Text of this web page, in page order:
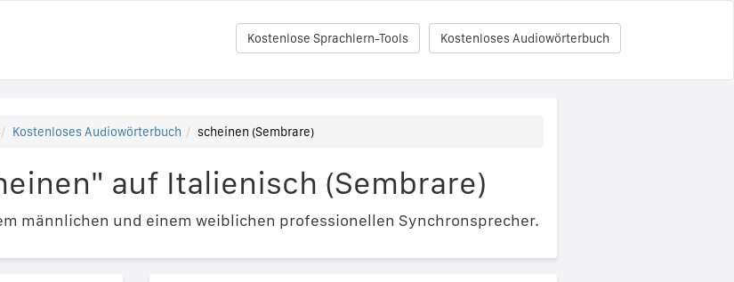
Kostenloses Audiowörterbuch
Kostenlose Sprachlern-Tools
Kostenloses Audiowörterbuch scheinen (Sembrare)
auf Italienisch (Sembrare)
männlichen und einem weiblichen professionellen Synchronsprecher.